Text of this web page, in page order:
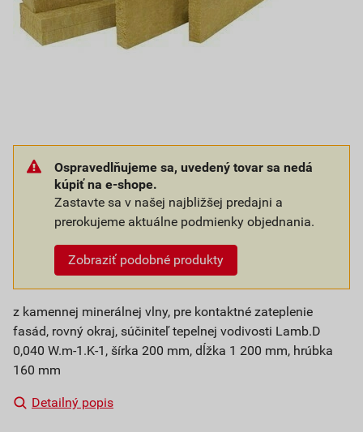
Ospravedlňujeme sa, uvedený tovar sa nedá
kúpiť na e-shope.
Zastavte sa v našej najbližšej predajni a
prerokujeme aktuálne podmienky objednania.
Zobraziť podobné produkty
z kamennej minerálnej vlny, pre kontaktné zateplenie
fasád, rovný okraj, súčiniteľ tepelnej vodivosti Lamb.D
0,040 W.m-1.K-1, šírka 200 mm, dĺžka 1 200 mm, hrúbka
160 mm
Detailný popis